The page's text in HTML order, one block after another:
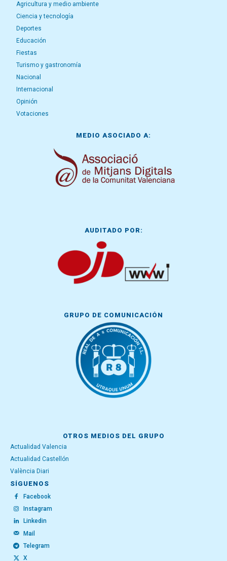
Agricultura y medio ambiente
Ciencia y tecnología
Deportes
Educación
Fiestas
Turismo y gastronomía
Nacional
Internacional
Opinión
Votaciones
MEDIO ASOCIADO A:
AUDITADO POR:
GRUPO DE COMUNICACIÓN
OTROS MEDIOS DEL GRUPO
Actualidad Valencia
Actualidad Castellón
València Diari
SÍGUENOS
Facebook
Instagram
Linkedin
Mail
Telegram
X